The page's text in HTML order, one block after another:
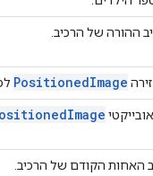
ההורה של הרכיב.
PositionedImage
Image
האחות הקודם של הרכיב.